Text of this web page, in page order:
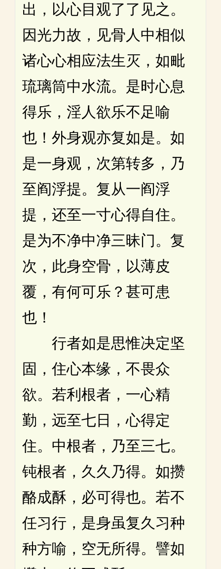
出，以心目观了了见之。
因光力故，见骨人中相似
诸心心相应法生灭，如毗
琉璃筒中水流。是时心息
得乐，淫人欲乐不足喻
也！外身观亦复如是。如
是一身观，次第转多，乃
至阎浮提。复从一阎浮
提，还至一寸心得自住。
是为不净中净三昧门。复
次，此身空骨，以薄皮
覆，有何可乐？甚可患
也！
行者如是思惟决定坚
固，住心本缘，不畏众
欲。若利根者，一心精
勤，远至七日，心得定
住。中根者，乃至三七。
钝根者，久久乃得。如攒
酪成酥，必可得也。若不
任习行，是身虽复久习种
种方喻，空无所得。譬如